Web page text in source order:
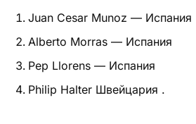
Мастера киокушинкай
Питание
Juan Cesar Munoz — Испания
Alberto Morras — Испания
Pep Llorens — Испания
Philip Halter Швейцария .